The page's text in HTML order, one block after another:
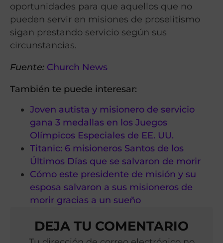
oportunidades para que aquellos que no
pueden servir en misiones de proselitismo
sigan prestando servicio según sus
circunstancias.
Fuente: Church News
También te puede interesar:
Joven autista y misionero de servicio
gana 3 medallas en los Juegos
Olímpicos Especiales de EE. UU.
Titanic: 6 misioneros Santos de los
Últimos Días que se salvaron de morir
Cómo este presidente de misión y su
esposa salvaron a sus misioneros de
morir gracias a un sueño
DEJA TU COMENTARIO